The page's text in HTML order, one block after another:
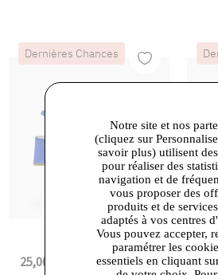
Dernières Chances
25,00 € 129,90 €
Notre site et nos
(cliquez sur
savoir plus) utilisent
pour réaliser des
navigation et de
vous proposer des
produits et de
adaptés à vos centres
Vous pouvez accepter,
paramétrer les
essentiels en cliquant